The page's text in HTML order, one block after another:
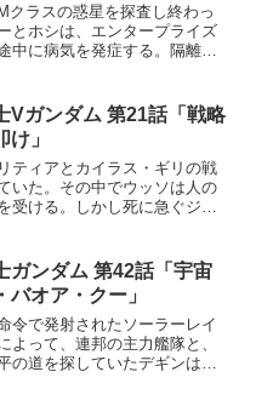
クラスの惑星を探査し終わっ
とホシは、エンタープライズ
中に病気を発症する。隔離室
ウイルスで、治療法はなかっ
クルーの働きをリ...
Vガンダム 第21話「戦略
け」
ティアとカイラス・ギリの戦
いた。その中でウッソは人の
受ける。しかし死に急ぐジュ
カイラス・ギリは、兵士の撤
込まれる。前話...
ガンダム 第42話「宇宙
バオア・クー」
令で発射されたソーラーレイ
よって、連邦の主力艦隊と、
の道を探していたデギンは一